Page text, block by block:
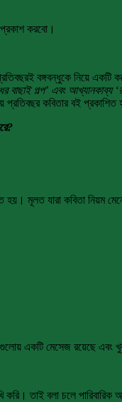
প্রকাশ করবো।
বঙ্গবন্ধুকে নিয়ে একটি
বাছাই গল্প’ এবং আখ্যানকাব্য
প্রতিবছর কবিতার বই প্রকাশিত
মূলত যারা কবিতা নিয়ম
একটি মেসেজ রয়েছে এবং
তাই বলা চলে পারিবারিক